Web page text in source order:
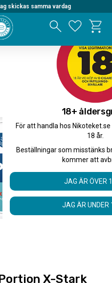
skickas samma vardag
X-Stark
18+
För att handla hos
18 år.
Beställningar som misstänks
kommer att
JAG ÄR ÖVER
JAG ÄR UNDER